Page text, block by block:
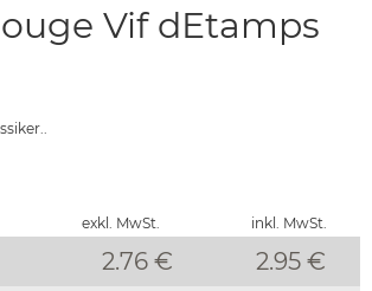
Vif dEtamps
exkl. MwSt. inkl. MwSt.
2.76 € 2.95 €